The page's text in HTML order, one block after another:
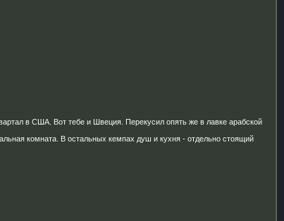
в США. Вот тебе и Швеция. Перекусил опять же в лавке арабской
комната. В остальных кемпах душ и кухня - отдельно стоящий